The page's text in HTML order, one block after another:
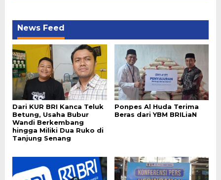
News Feed
Dari KUR BRI Kanca Teluk
Betung, Usaha Bubur
Wandi Berkembang
hingga Miliki Dua Ruko di
Tanjung Senang
Ponpes Al Huda Terima
Beras dari YBM BRILiaN